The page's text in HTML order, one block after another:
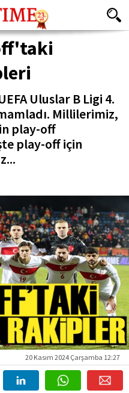
Uluslar B Ligi 4.
Millilerimiz,
play-off
play-off için
20 Kasım 2024 Çarşamba 12:27